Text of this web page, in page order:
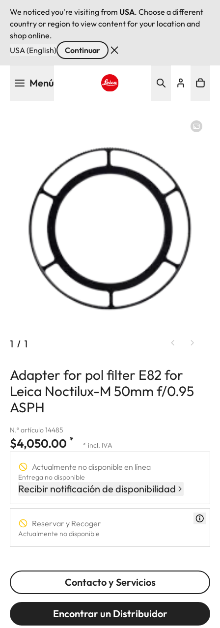
We noticed you're visiting from USA. Choose a different
country or region to view content for your location and
shop online.
USA (English)
Continuar
Menú
1 / 1
Adapter for pol filter E82 for
Leica Noctilux-M 50mm f/0.95
ASPH
N.º artículo 14485
$4,050.00 * * incl. IVA
Actualmente no disponible en línea
Entrega no disponible
Recibir notificación de disponibilidad
Reservar y Recoger
Actualmente no disponible
Contacto y Servicios
Encontrar un Distribuidor